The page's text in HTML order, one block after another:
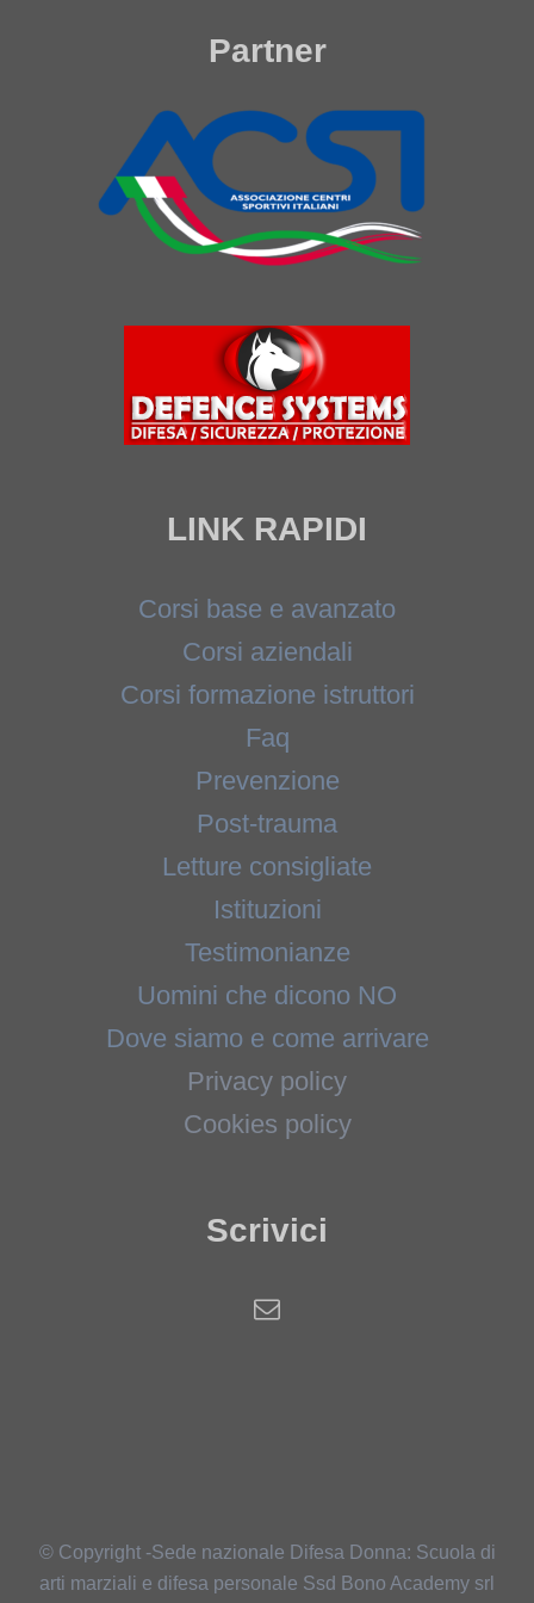
Partner
LINK RAPIDI
Corsi base e avanzato
Corsi aziendali
Corsi formazione istruttori
Faq
Prevenzione
Post-trauma
Letture consigliate
Istituzioni
Testimonianze
Uomini che dicono NO
Dove siamo e come arrivare
Privacy policy
Cookies policy
Scrivici
© Copyright -Sede nazionale Difesa Donna: Scuola di
arti marziali e difesa personale Ssd Bono Academy srl